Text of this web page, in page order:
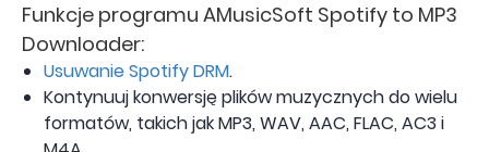
Funkcje programu AMusicSoft Spotify to MP3
Downloader:
Usuwanie Spotify DRM.
Kontynuuj konwersję plików muzycznych do wielu
formatów, takich jak MP3, WAV, AAC, FLAC, AC3 i